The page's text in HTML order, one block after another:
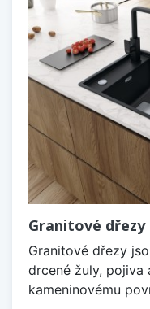
Granitové dřezy
Granitové dřezy
drcené žuly, pojiva
kameninovému